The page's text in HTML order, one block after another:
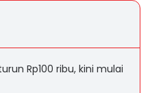
Rp100 ribu, kini mulai